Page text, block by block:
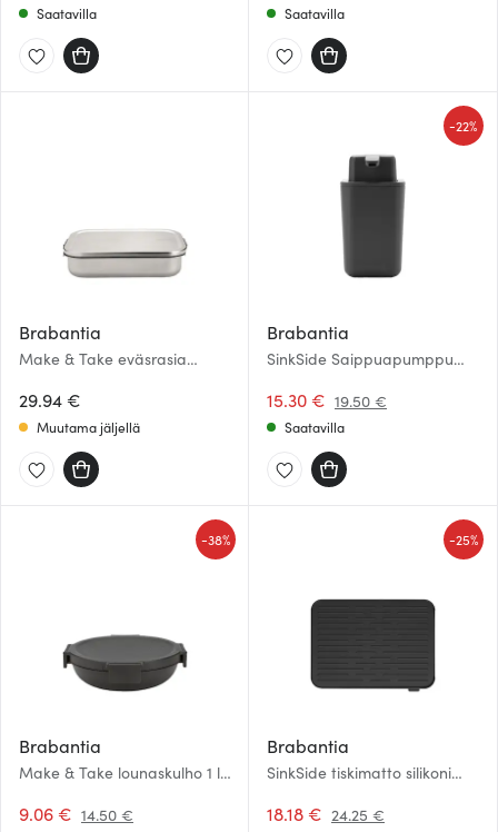
Saatavilla Saatavilla
Brabantia
Make & Take eväsrasia
29.94 €
Muutama jäljellä
Brabantia
SinkSide Saippuapumppu
15.30 € 19.50 €
-22%
Saatavilla
Brabantia
Make & Take lounaskulho 1 l
9.06 € 14.50 €
-38%
Brabantia
SinkSide tiskimatto silikoni
18.18 € 24.25 €
-25%